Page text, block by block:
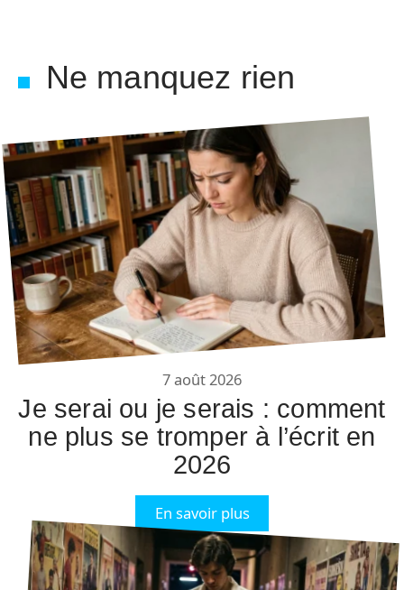
Ne manquez rien
7 août 2026
Je serai ou je serais : comment
ne plus se tromper à l’écrit en
2026
En savoir plus